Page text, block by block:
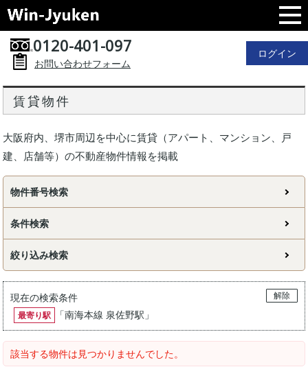
0120-401-097
お問い合わせフォーム
ログイン
賃貸物件
大阪府内、堺市周辺を中心に賃貸（アパート、マンション、戸
建、店舗等）の不動産物件情報を掲載
物件番号検索
条件検索
絞り込み検索
現在の検索条件
解除
最寄り駅
「南海本線 泉佐野駅 」
該当する物件は見つかりませんでした。